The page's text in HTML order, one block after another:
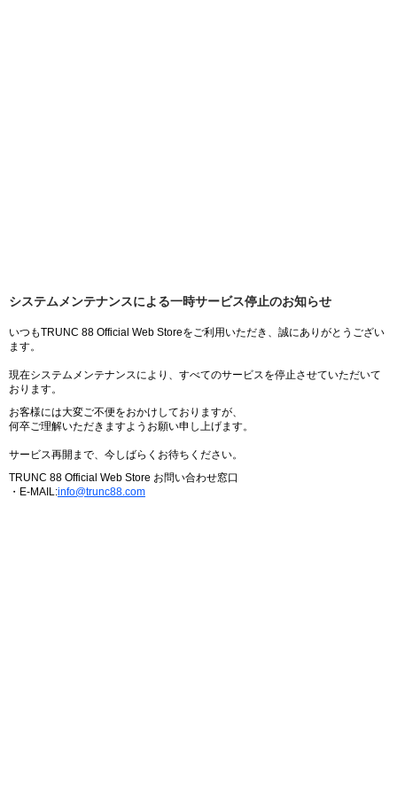
システムメンテナンスによる一時サービス停止のお知らせ
いつもTRUNC 88 Official Web Storeをご利用いただき、誠にありがとうござい
ます。
現在システムメンテナンスにより、すべてのサービスを停止させていただいて
おります。
お客様には大変ご不便をおかけしておりますが、
何卒ご理解いただきますようお願い申し上げます。
サービス再開まで、今しばらくお待ちください。
TRUNC 88 Official Web Store お問い合わせ窓口
・E-MAIL:info@trunc88.com